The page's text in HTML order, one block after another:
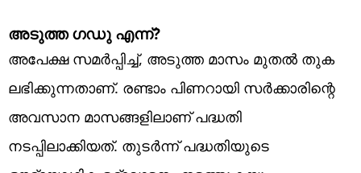
അടുത്ത ഗഡു എന്ന്?
അപേക്ഷ സമർപ്പിച്ച്, അടുത്ത മാസം മുതൽ തുക
ലഭിക്കുന്നതാണ്. രണ്ടാം പിണറായി സർക്കാരിന്റെ
അവസാന മാസങ്ങളിലാണ് പദ്ധതി
നടപ്പിലാക്കിയത്. തുടർന്ന് പദ്ധതിയുടെ